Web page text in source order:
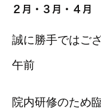
２月・３月・４月
誠に勝手ではご
午前
院内研修のため